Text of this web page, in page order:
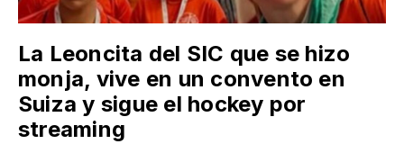
La Leoncita del SIC que se hizo
monja, vive en un convento en
Suiza y sigue el hockey por
streaming